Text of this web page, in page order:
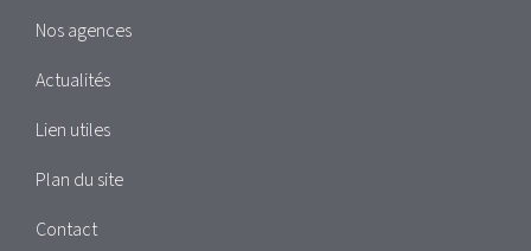
Nos agences
Actualités
Lien utiles
Plan du site
Contact